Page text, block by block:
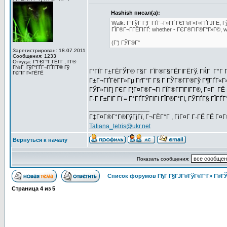
Зарегистрирован: 18.07.2011
Сообщения: 1233
Откуда: Г“ГЄГ°Г ГЁГ­Г , Г­Г®
Г№Г ГўГ°ГҐГ¬ГҐГ­Г­Г® Гў
Г€ГІГ Г«ГЁГЁ
Hashish писал(а):
Walk: Г“ГўГ Г¦Г ГҐГ¬Г»ГҐ ГЄГ®Г«Г«ГҐГЈГЁ,
ГЇГ®Г¬Г­ГЁГІГҐ: whether - ГЄГ®ГІГ®Г°Г»Г©,
(Г‘) ГЎГ®Г°
Г‘ГЇГ Г±ГЁГЎГ® Г§Г ГЇГ®Г§ГЁГІГЁГў. ГЌГ
Г±Г¬ГҐГёГ­Г»Гµ ГґГ°Г Г§ Г ГЎГ®Г­Г®Гў
ГЎГ»ГІГј ГЄГ Г¦Г¤Г®Г¬Гі ГЇГ®Г­ГїГІГ­Г®, Г¤Г
Г·Г Г±ГІГ Гї = Г°ГҐГЎГіГІ ГЇГ®Г°ГІ, ГЎГҐГ§
Г‡Г¤Г®Г°Г®ГўГјГї, Г¬ГЁГ°Г , ГіГ¤Г Г·ГЁ ГЁ
Tatiana_tetris@ukr.net
Вернуться к началу
Показать сообщения:
Список форумов ГђГ Г§ГЈГ®ГўГ®Г°Г»
Страница 4 из 5